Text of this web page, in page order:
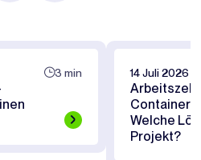
3 min 14 Juli 2026
Arbeitszelt
Welche
Projekt?